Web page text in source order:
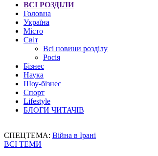
ВСІ РОЗДІЛИ
Головна
Україна
Місто
Світ
Всі новини розділу
Росія
Бізнес
Наука
Шоу-бізнес
Спорт
Lifestyle
БЛОГИ ЧИТАЧІВ
СПЕЦТЕМА: Війна в Ірані
ВСІ ТЕМИ